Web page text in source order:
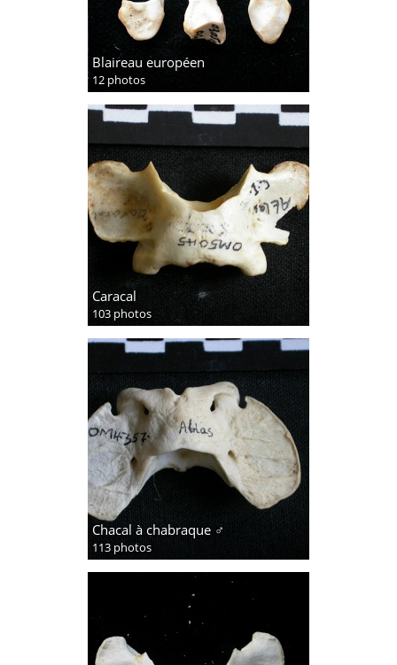
Blaireau européen
12 photos
Caracal
103 photos
Chacal à chabraque ♂
113 photos